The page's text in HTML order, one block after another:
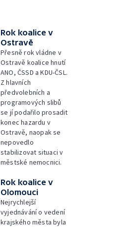
Rok koalice v
Ostravě
Přesně rok vládne v
Ostravě koalice hnutí
ANO, ČSSD a KDU-ČSL.
Z hlavních
předvolebních a
programových slibů
se jí podařilo prosadit
konec hazardu v
Ostravě, naopak se
nepovedlo
stabilizovat situaci v
městské nemocnici.
Rok koalice v
Olomouci
Nejrychlejší
vyjednávání o vedení
krajského města byla